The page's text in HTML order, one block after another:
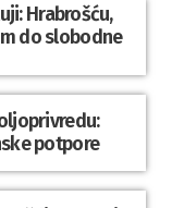
Hrabrošću,
do slobodne
potpore